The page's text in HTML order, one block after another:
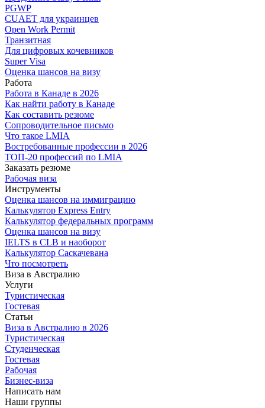
PGWP
CUAET для украинцев
Open Work Permit
Транзитная
Для цифровых кочевников
Super Visa
Оценка шансов на визу
Работа
Работа в Канаде в 2026
Как найти работу в Канаде
Как составить резюме
Сопроводительное письмо
Что такое LMIA
Востребованные профессии в 2026
ТОП-20 профессий по LMIA
Заказать резюме
Рабочая виза
Инструменты
Оценка шансов на иммиграцию
Калькулятор Express Entry
Калькулятор федеральных программ
Оценка шансов на визу
IELTS в CLB и наоборот
Калькулятор Саскачевана
Что посмотреть
Виза в Австралию
Услуги
Туристическая
Гостевая
Статьи
Виза в Австралию в 2026
Туристическая
Студенческая
Гостевая
Рабочая
Бизнес-виза
Написать нам
Наши группы